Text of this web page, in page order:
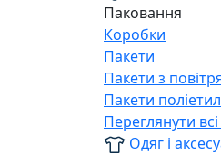
Паковання
Коробки
Пакети
Пакети з
Пакети
Переглянути
Одяг і